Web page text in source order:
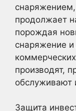
снаряжением,
продолжает
порождая
снаряжение
производят,
обслуживают
Защита